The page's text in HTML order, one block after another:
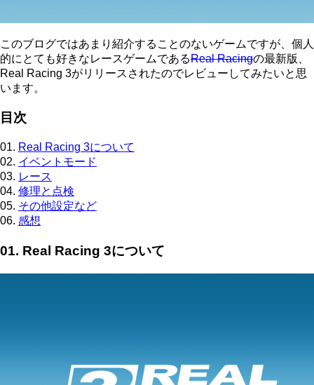
このブログではあまり紹介することのないゲームですが、個人
的にとても好きなレースゲームであるReal Racingの最新版、
Real Racing 3がリリースされたのでレビューしてみたいと思
います。
目次
01. Real Racing 3について
02. イベントモード
03. レース
04. 修理と点検
05. その他設定など
06. 感想
01. Real Racing 3について